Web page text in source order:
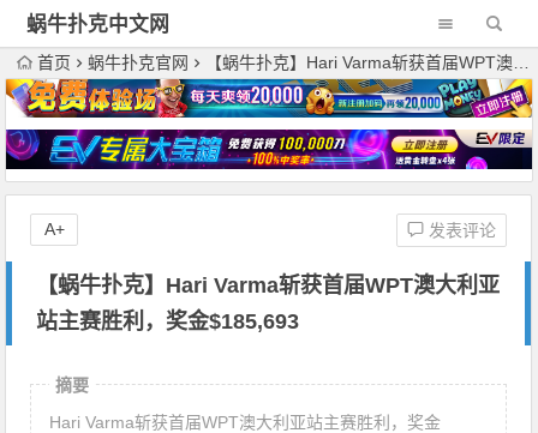
蜗牛扑克中文网
首页 蜗牛扑克官网 【蜗牛扑克】Hari Varma斩获首届WPT澳大利亚站主赛胜利，奖金$185,693
【蜗牛扑克】Hari Varma斩获首届WPT澳大利亚
站主赛胜利，奖金$185,693
发表评论
A+
摘要
Hari Varma斩获首届WPT澳大利亚站主赛胜利，奖金